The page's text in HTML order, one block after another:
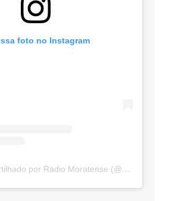
foto no Instagram
Um post compartilhado por Rádio Moratense (@radio_moratense)